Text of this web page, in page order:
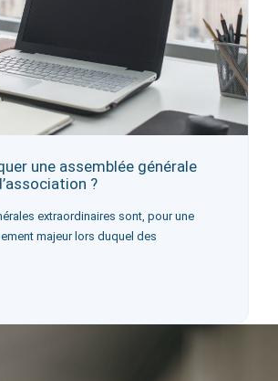
une assemblée générale
?
extraordinaires sont, pour une
majeur lors duquel des